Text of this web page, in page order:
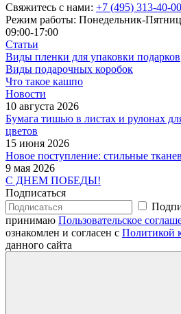
Свяжитесь с нами: +7 (495) 313-40-00
Режим работы: Понедельник-
09:00-17:00
Статьи
Виды пленки для упаковки подарков
Виды подарочных коробок
Что такое кашпо
Новости
10 августа 2026
Бумага тишью в листах и рулонах
цветов
15 июня 2026
Новое поступление: стильные
9 мая 2026
С ДНЕМ ПОБЕДЫ!
Подписаться
принимаю Пользовательское
ознакомлен и согласен с Политикой
данного сайта